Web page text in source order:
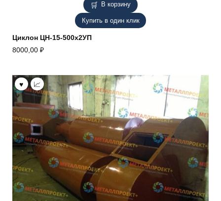
В корзину
Купить в один клик
Циклон ЦН-15-500х2УП
8000,00 ₽